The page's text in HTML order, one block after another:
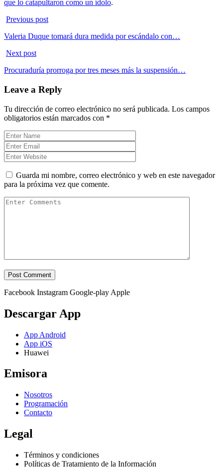
que lo catapultaron como un ídolo.
Previous post
Valeria Duque tomará dura medida por escándalo con…
Next post
Procuraduría prorroga por tres meses más la suspensión…
Leave a Reply
Tu dirección de correo electrónico no será publicada. Los campos
obligatorios están marcados con *
Guarda mi nombre, correo electrónico y web en este navegador
para la próxima vez que comente.
Facebook Instagram Google-play Apple
Descargar App
App Android
App iOS
Huawei
Emisora
Nosotros
Programación
Contacto
Legal
Términos y condiciones
Políticas de Tratamiento de la Información